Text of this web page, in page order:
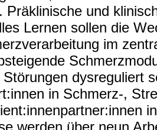
Präklinische und
Lernen sollen die
im
dysreguliert
in Schmerz-,
werden über neun